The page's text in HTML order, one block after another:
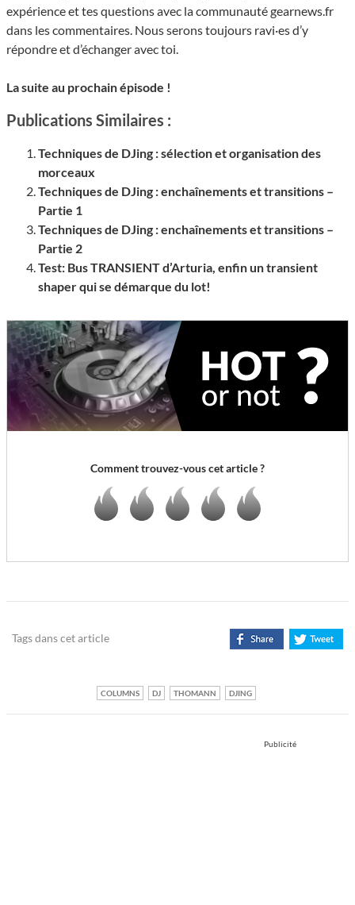
expérience et tes questions avec la communauté gearnews.fr
dans les commentaires. Nous serons toujours ravi·es d’y
répondre et d’échanger avec toi.
La suite au prochain épisode !
Publications Similaires :
Techniques de DJing : sélection et organisation des
morceaux
Techniques de DJing : enchaînements et transitions –
Partie 1
Techniques de DJing : enchaînements et transitions –
Partie 2
Test: Bus TRANSIENT d’Arturia, enfin un transient
shaper qui se démarque du lot!
Comment trouvez-vous cet article ?
Tags dans cet article
COLUMNS DJ THOMANN DJING
Publicité